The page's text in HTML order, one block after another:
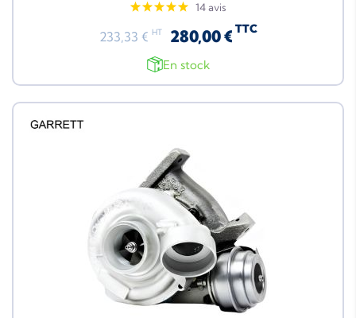
14 avis
233,33 € HT 280,00 € TTC
En stock